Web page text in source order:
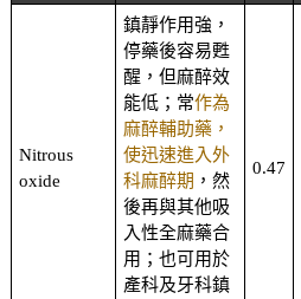
Nitrous
oxide
鎮靜作用強，
停藥後容易甦
醒，但麻醉效
能低；常作為
麻醉輔助藥，
使迅速進入外
科麻醉期 ，然
後再與其他吸
入性全麻藥合
用；也可用於
產科及牙科鎮
0.47